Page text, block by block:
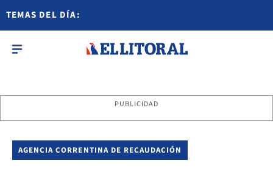
TEMAS DEL DÍA:
PUBLICIDAD
AGENCIA CORRENTINA DE RECAUDACIÓN